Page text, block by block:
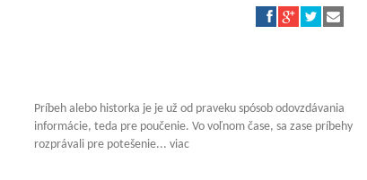
Príbeh alebo historka je je už od praveku spósob odovzdávania
informácie, teda pre poučenie. Vo voľnom čase, sa zase príbehy
rozprávali pre potešenie... viac